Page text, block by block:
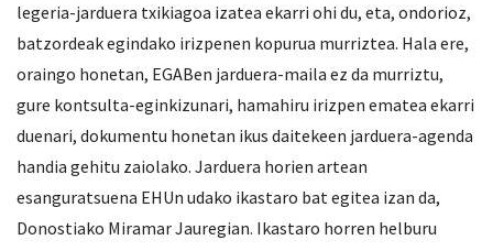
legeria-jarduera txikiagoa izatea ekarri ohi du, eta, ondorioz,
batzordeak egindako irizpenen kopurua murriztea. Hala ere,
oraingo honetan, EGABen jarduera-maila ez da murriztu,
gure kontsulta-eginkizunari, hamahiru irizpen ematea ekarri
duenari, dokumentu honetan ikus daitekeen jarduera-agenda
handia gehitu zaiolako. Jarduera horien artean
esanguratsuena EHUn udako ikastaro bat egitea izan da,
Donostiako Miramar Jauregian. Ikastaro horren helburu